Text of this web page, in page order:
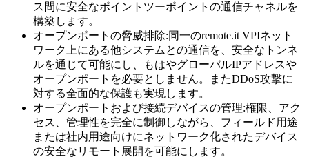
ス間に安全なポイントツーポイントの通信チャネルを
構築します。
オープンポートの脅威排除:同一のremote.it VPIネット
ワーク上にある他システムとの通信を、安全なトンネ
ルを通じて可能にし、もはやグローバルIPアドレスや
オープンポートを必要としません。またDDoS攻撃に
対する全面的な保護も実現します。
オープンポートおよび接続デバイスの管理:権限、アク
セス、管理性を完全に制御しながら、フィールド用途
または社内用途向けにネットワーク化されたデバイス
の安全なリモート展開を可能にします。